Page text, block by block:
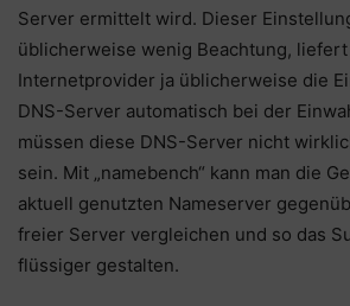
Server ermittelt wird. Dieser
üblicherweise wenig Beachtung,
Internetprovider ja üblicherweise die
DNS-Server automatisch bei der
müssen diese DNS-Server nicht
sein. Mit „namebench“ kann man die
aktuell genutzten Nameserver
freier Server vergleichen und so das
flüssiger gestalten.